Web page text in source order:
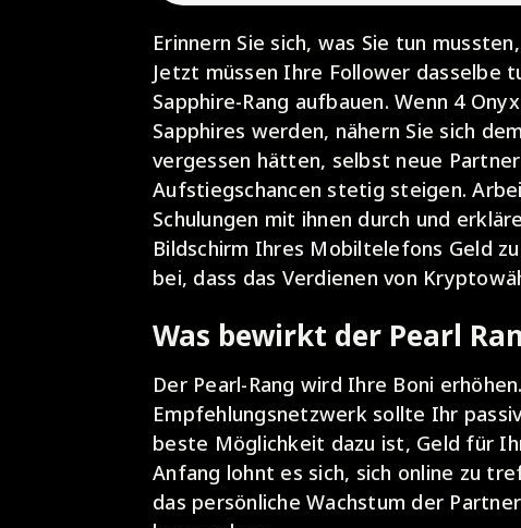
Erinnern Sie sich, was Sie tun
Jetzt müssen Ihre Follower dasselbe
Sapphire-Rang aufbauen. Wenn 4
Sapphires werden, nähern Sie sich
vergessen hätten, selbst neue
Aufstiegschancen stetig steigen.
Schulungen mit ihnen durch und
Bildschirm Ihres Mobiltelefons Geld
bei, dass das Verdienen von
Was bewirkt der Pearl
Der Pearl-Rang wird Ihre Boni
Empfehlungsnetzwerk sollte Ihr
beste Möglichkeit dazu ist, Geld für
Anfang lohnt es sich, sich online zu
das persönliche Wachstum der